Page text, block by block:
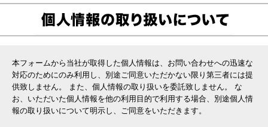
本フォームから当社が取得した個人情報は、お問い合わせへの迅速な
対応のためにのみ利用し、別途ご同意いただかない限り第三者には提
供致しません。 また、個人情報の取り扱いを委託致しません。 な
お、いただいた個人情報を他の利用目的で利用する場合、別途個人情
報の取り扱いについて明示し、ご同意をいただきます。